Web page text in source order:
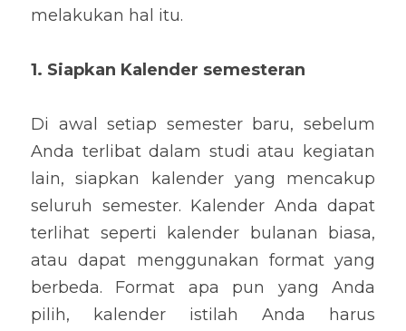
melakukan hal itu.
1. Siapkan Kalender semesteran
Di awal setiap semester baru, sebelum
Anda terlibat dalam studi atau kegiatan
lain, siapkan kalender yang mencakup
seluruh semester. Kalender Anda dapat
terlihat seperti kalender bulanan biasa,
atau dapat menggunakan format yang
berbeda. Format apa pun yang Anda
pilih, kalender istilah Anda harus